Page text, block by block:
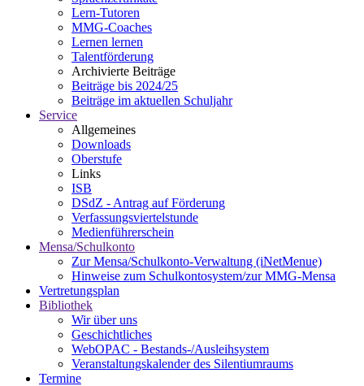
Lern-Tutoren
MMG-Coaches
Lernen lernen
Talentförderung
Archivierte Beiträge
Beiträge bis 2024/25
Beiträge im aktuellen Schuljahr
Service
Allgemeines
Downloads
Oberstufe
Links
ISB
DSdZ - Antrag auf Förderung
Verfassungsviertelstunde
Medienführerschein
Mensa/Schulkonto
Zur Mensa/Schulkonto-Verwaltung (iNetMenue)
Hinweise zum Schulkontosystem/zur MMG-Mensa
Vertretungsplan
Bibliothek
Wir über uns
Geschichtliches
WebOPAC - Bestands-/Ausleihsystem
Veranstaltungskalender des Silentiumraums
Termine